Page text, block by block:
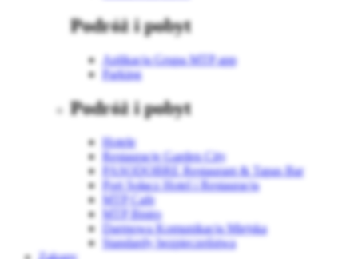
Podróż i pobyt
Aplikacja Grupa MTP app
Parking
Podróż i pobyt
Hotele
Restauracje Garden City
PASODOBRE Restaurant & Tapas Bar
Port Sołacz Hotel i Restauracja
MTP Cafe
MTP Bistro
Darmowa Komunikacja Miejska
Standardy bezpieczeństwa